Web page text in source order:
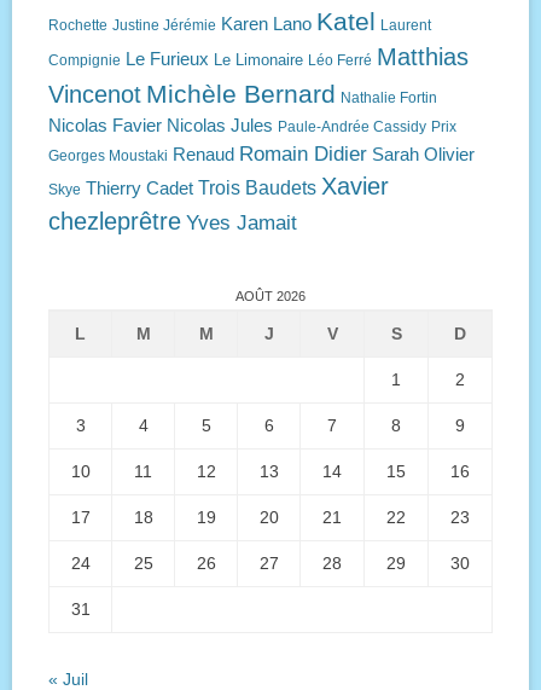
Rochette Justine Jérémie Karen Lano Katel Laurent
Compignie Le Furieux Le Limonaire Léo Ferré Matthias
Vincenot Michèle Bernard Nathalie Fortin
Nicolas Favier Nicolas Jules Paule-Andrée Cassidy Prix
Georges Moustaki Renaud Romain Didier Sarah Olivier
Skye Thierry Cadet Trois Baudets Xavier
chezleprêtre Yves Jamait
AOÛT 2026
L M M J V S D
1 2
3 4 5 6 7 8 9
10 11 12 13 14 15 16
17 18 19 20 21 22 23
24 25 26 27 28 29 30
31
« Juil